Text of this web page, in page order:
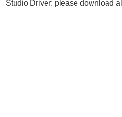
Studio Driver: please download